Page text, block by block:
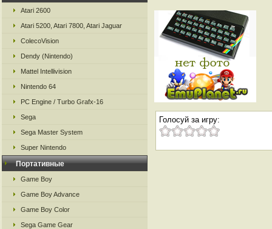
Atari 2600
Atari 5200, Atari 7800, Atari Jaguar
ColecoVision
Dendy (Nintendo)
Mattel Intellivision
Nintendo 64
PC Engine / Turbo Grafx-16
Sega
Sega Master System
Super Nintendo
Портативные
Game Boy
Game Boy Advance
Game Boy Color
Sega Game Gear
Голосуй за игру: